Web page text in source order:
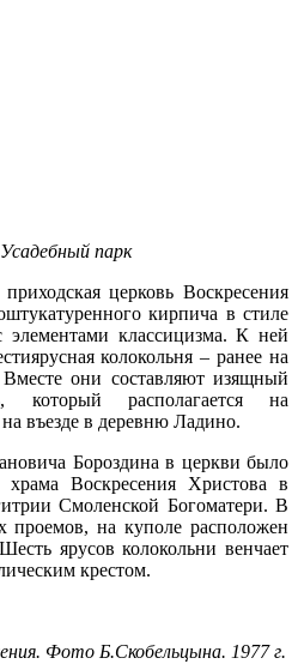
парк
церковь Воскресения
кирпича в стиле
элементами классицизма. К ней
колокольня – ранее на
они составляют изящный
который располагается на
въезде в деревню Ладино.
Бороздина в церкви было
храма Воскресения Христова в
Смоленской Богоматери. В
проемов, на куполе расположен
ярусов колокольни венчает
крестом.
Фото Б.Скобельцына. 1977 г.